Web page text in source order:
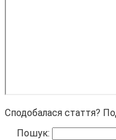
Сподобалася стаття?
Пошук: